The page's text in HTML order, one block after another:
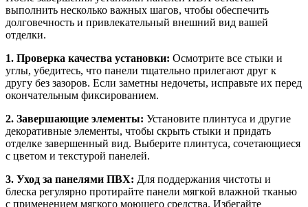
выполнить несколько важных шагов, чтобы обеспечить
долговечность и привлекательный внешний вид вашей
отделки.
1. Проверка качества установки: Осмотрите все стыки и
углы, убедитесь, что панели тщательно прилегают друг к
другу без зазоров. Если заметны недочеты, исправьте их перед
окончательным фиксированием.
2. Завершающие элементы: Установите плинтуса и другие
декоративные элементы, чтобы скрыть стыки и придать
отделке завершенный вид. Выберите плинтуса, сочетающиеся
с цветом и текстурой панелей.
3. Уход за панелями ПВХ: Для поддержания чистоты и
блеска регулярно протирайте панели мягкой влажной тканью
с применением мягкого моющего средства. Избегайте